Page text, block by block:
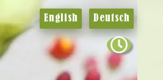
English Deutsch